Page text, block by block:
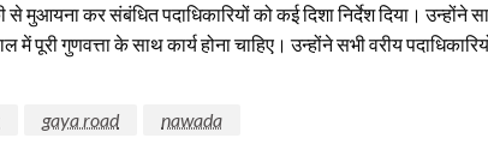
कर संबंधित पदाधिकारियों को कई दिशा निर्देश दिया। उन्होंने
में पूरी गुणवत्ता के साथ कार्य होना चाहिए। उन्होंने सभी वरीय
gaya road nawada